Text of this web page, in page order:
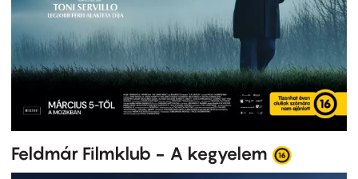
Feldmár Filmklub - A kegyelem